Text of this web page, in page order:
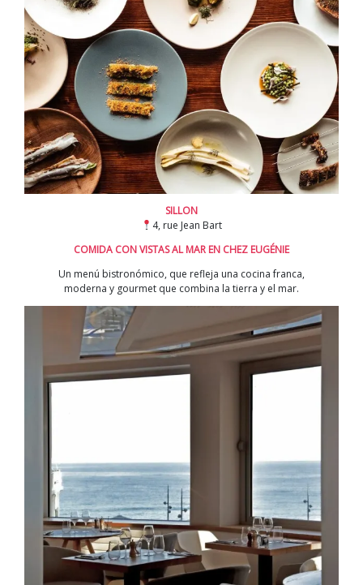
SILLON
4, rue Jean Bart
COMIDA CON VISTAS AL MAR EN CHEZ EUGÉNIE
Un menú bistronómico, que refleja una cocina franca,
moderna y gourmet que combina la tierra y el mar.